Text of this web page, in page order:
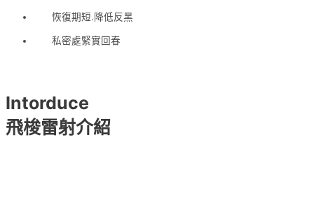
恢復期短.降低反黑
私密處緊實回春
Intorduce
飛梭雷射介紹